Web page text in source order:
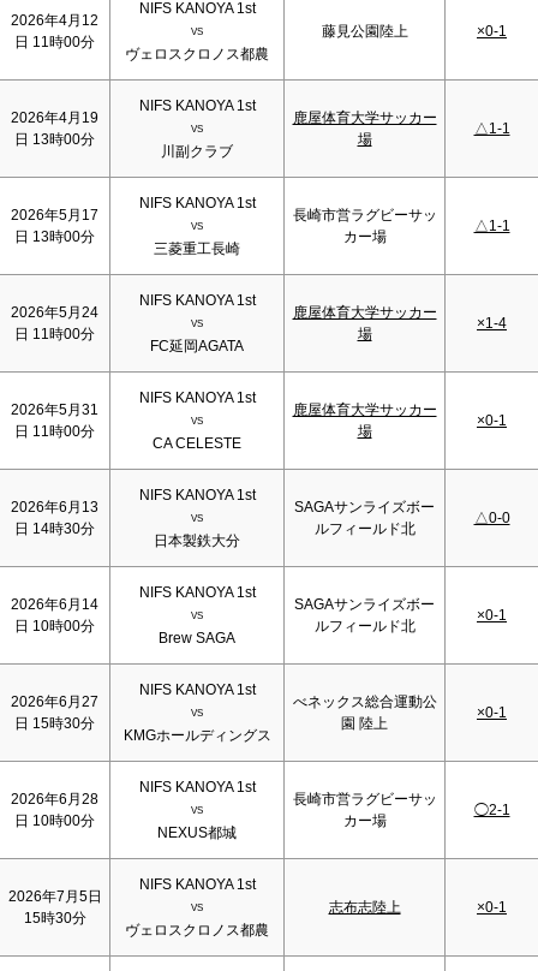
2026年4月12
日 11時00分
NIFS KANOYA 1st
VS
ヴェロスクロノス都農
藤見公園陸上 ×0-1
2026年4月19
日 13時00分
NIFS KANOYA 1st
VS
川副クラブ
鹿屋体育大学サッカー
場
△1-1
2026年5月17
日 13時00分
NIFS KANOYA 1st
VS
三菱重工長崎
長崎市営ラグビーサッ
カー場
△1-1
2026年5月24
日 11時00分
NIFS KANOYA 1st
VS
FC延岡AGATA
鹿屋体育大学サッカー
場
×1-4
2026年5月31
日 11時00分
NIFS KANOYA 1st
VS
CA CELESTE
鹿屋体育大学サッカー
場
×0-1
2026年6月13
日 14時30分
NIFS KANOYA 1st
VS
日本製鉄大分
SAGAサンライズボー
ルフィールド北
△0-0
2026年6月14
日 10時00分
NIFS KANOYA 1st
VS
Brew SAGA
SAGAサンライズボー
ルフィールド北
×0-1
2026年6月27
日 15時30分
NIFS KANOYA 1st
VS
KMGホールディングス
べネックス総合運動公
園 陸上
×0-1
2026年6月28
日 10時00分
NIFS KANOYA 1st
VS
NEXUS都城
長崎市営ラグビーサッ
カー場
◯2-1
2026年7月5日
15時30分
NIFS KANOYA 1st
VS
ヴェロスクロノス都農
志布志陸上 ×0-1